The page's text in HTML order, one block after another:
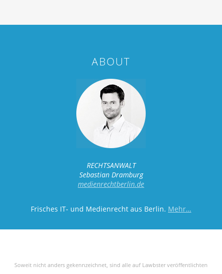
ABOUT
RECHTSANWALT
Sebastian Dramburg
medienrechtberlin.de
Frisches IT- und Medienrecht aus Berlin. Mehr…
Soweit nicht anders gekennzeichnet, sind alle auf Lawbster veröffentlichten